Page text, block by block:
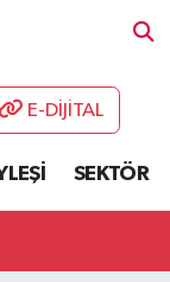
E-DİJİTAL
SEKTÖR